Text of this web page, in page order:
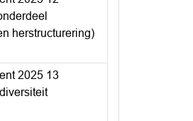
herstructurering)
2025 13